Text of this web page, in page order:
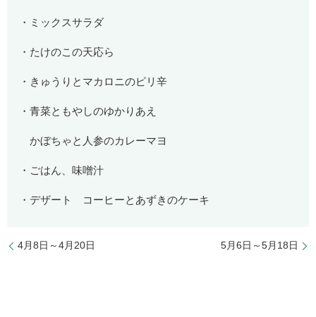
・ミックスサラダ
・たけのこの天応ら
・きゅうりとマカロニのピリ辛
・青菜ともやしのゆかりあえ
かぼちゃと人参のカレーマヨ
・ごはん、味噌汁
・デザート コーヒーとあずきのケーキ
4月8日～4月20日 5月6日～5月18日